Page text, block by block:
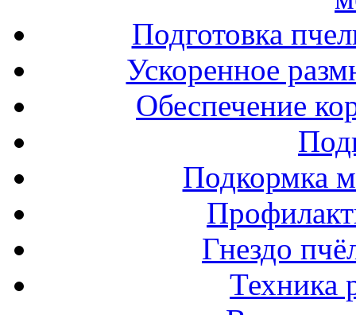
Подготовка
Ускоренное
Обеспечение
Подкормка
Гнездо
Техника